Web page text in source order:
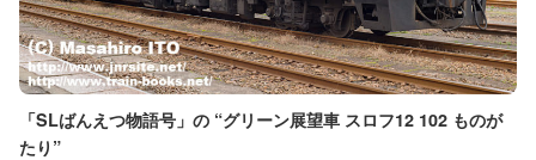
「SLばんえつ物語号」の “グリーン展望車 スロフ12 102 ものが
たり”